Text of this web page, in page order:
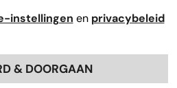
instellingen en privacybeleid
& DOORGAAN